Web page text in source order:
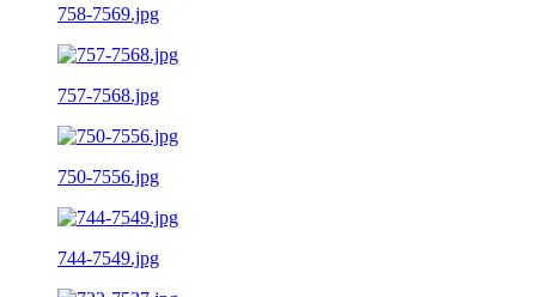
758-7569.jpg
757-7568.jpg
750-7556.jpg
744-7549.jpg